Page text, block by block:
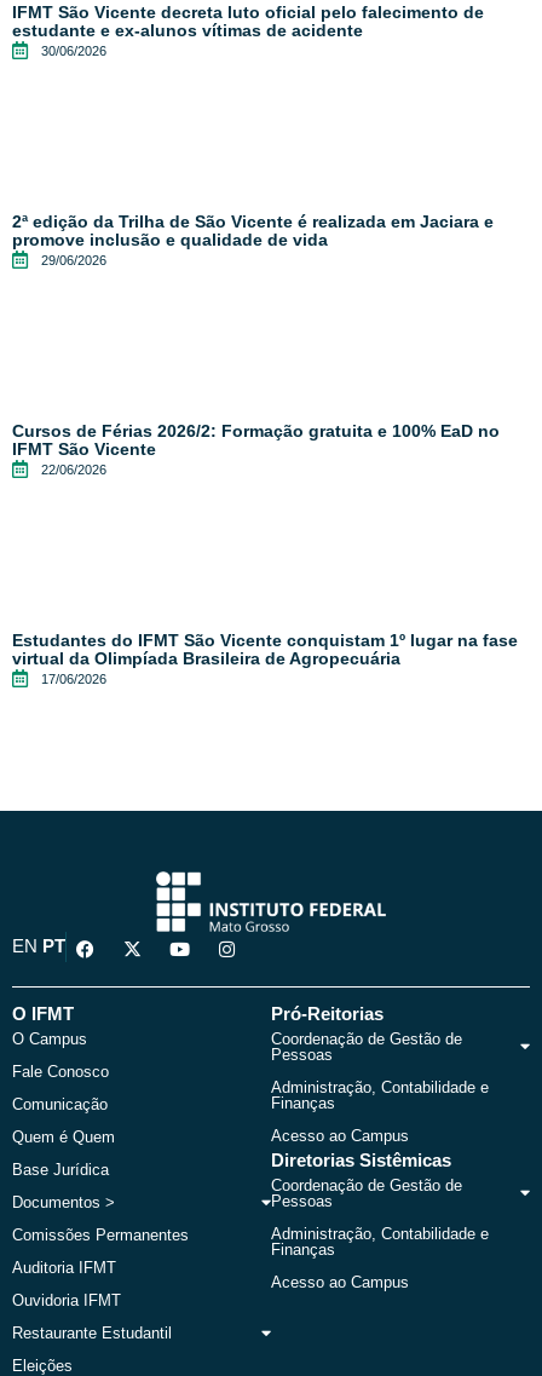
IFMT São Vicente decreta luto oficial pelo falecimento de
estudante e ex-alunos vítimas de acidente
30/06/2026
2ª edição da Trilha de São Vicente é realizada em Jaciara e
promove inclusão e qualidade de vida
29/06/2026
Cursos de Férias 2026/2: Formação gratuita e 100% EaD no
IFMT São Vicente
22/06/2026
Estudantes do IFMT São Vicente conquistam 1º lugar na fase
virtual da Olimpíada Brasileira de Agropecuária
17/06/2026
EN PT
F
a
e
o
k
X
-
w
Y
o
t
I
n
t
O IFMT
O Campus
Fale Conosco
Comunicação
Quem é Quem
Base Jurídica
Documentos >
Comissões Permanentes
Auditoria IFMT
Ouvidoria IFMT
Restaurante Estudantil
Eleições
Pró-Reitorias
Coordenação de Gestão de
Pessoas
Administração, Contabilidade e
Finanças
Acesso ao Campus
Diretorias Sistêmicas
Coordenação de Gestão de
Pessoas
Administração, Contabilidade e
Finanças
Acesso ao Campus